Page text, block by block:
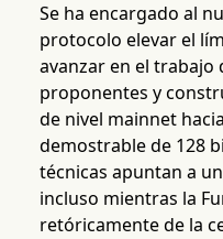
Se ha encargado al
protocolo elevar el
avanzar en el trabajo
proponentes y
de nivel mainnet
demostrable de 128
técnicas apuntan a
incluso mientras la
retóricamente de la